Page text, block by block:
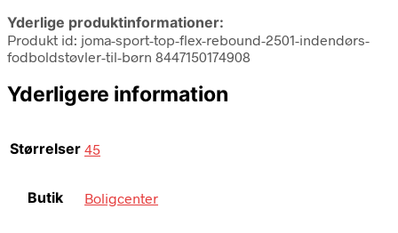
Yderlige produktinformationer:
Produkt id: joma-sport-top-flex-rebound-2501-indendørs-
fodboldstøvler-til-børn 8447150174908
Yderligere information
Størrelser 45
Butik Boligcenter